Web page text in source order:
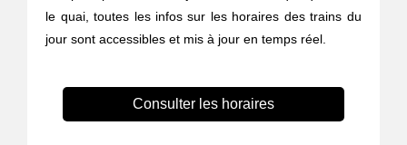
le quai, toutes les infos sur les horaires des trains du
jour sont accessibles et mis à jour en temps réel.
Consulter les horaires